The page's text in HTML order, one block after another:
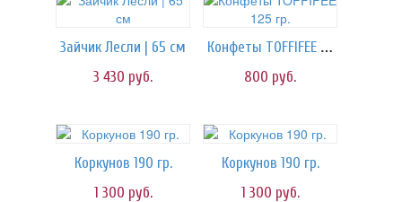
Зайчик Лесли | 65 см
3 430 руб.
Конфеты TOFFIFEE 125 гр.
800 руб.
Коркунов 190 гр.
1 300 руб.
Коркунов 190 гр.
1 300 руб.